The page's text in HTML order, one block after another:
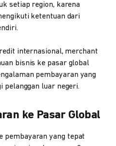
setiap region, karena
ketentuan dari
internasional, merchant
bisnis ke pasar global
pembayaran yang
pelanggan luar negeri.
ke Pasar Global
pembayaran yang tepat